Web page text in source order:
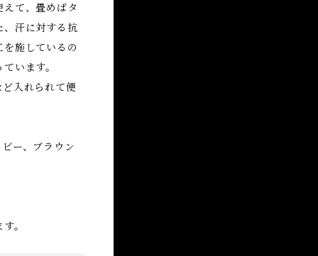
て、畳めばタ
、汗に対する抗
施しているの
います。
入れられて便
ー、ブラウン
。